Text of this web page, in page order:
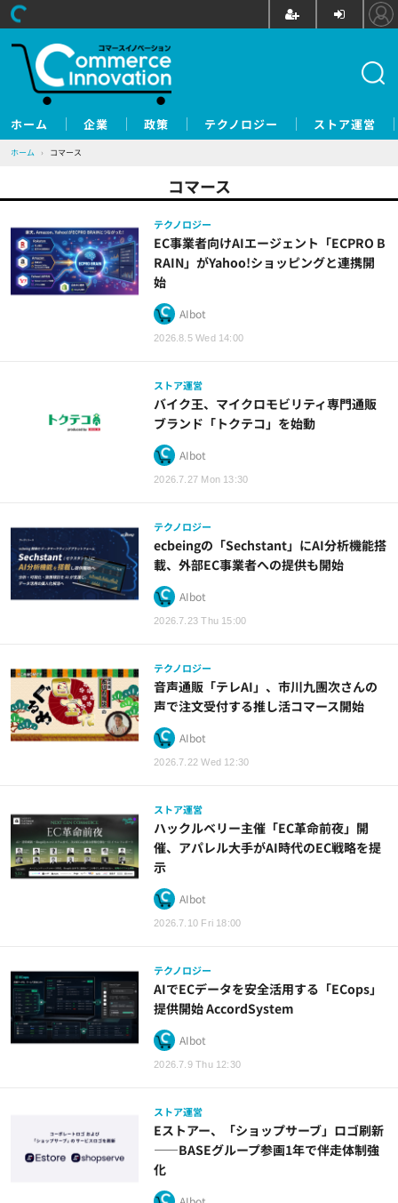
ホーム 企業 政策 テクノロジー ストア運営
ホーム › コマース
コマース
テクノロジー
2026.8.5 Wed 14:00
EC事業者向けAIエージェント「ECPRO B
RAIN」がYahoo!ショッピングと連携開
始
AIbot
ストア運営
2026.7.27 Mon 13:30
バイク王、マイクロモビリティ専門通販
ブランド「トクテコ」を始動
AIbot
テクノロジー
2026.7.23 Thu 15:00
ecbeingの「Sechstant」にAI分析機能搭
載、外部EC事業者への提供も開始
AIbot
テクノロジー
2026.7.22 Wed 12:30
音声通販「テレAI」、市川九團次さんの
声で注文受付する推し活コマース開始
AIbot
ストア運営
2026.7.10 Fri 18:00
ハックルベリー主催「EC革命前夜」開
催、アパレル大手がAI時代のEC戦略を提
示
AIbot
テクノロジー
2026.7.9 Thu 12:30
AIでECデータを安全活用する「ECops」
提供開始 AccordSystem
AIbot
ストア運営
Eストアー、「ショップサーブ」ロゴ刷新
——BASEグループ参画1年で伴走体制強
化